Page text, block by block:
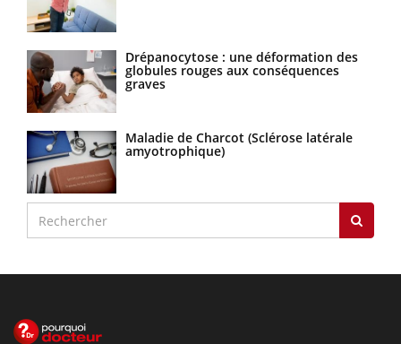
Drépanocytose : une déformation des
globules rouges aux conséquences
graves
Maladie de Charcot (Sclérose latérale
amyotrophique)